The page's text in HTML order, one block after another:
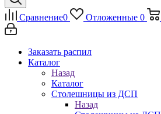
Сравнение0 Отложенные 0
Заказать распил
Каталог
Назад
Каталог
Столешницы из ДСП
Назад